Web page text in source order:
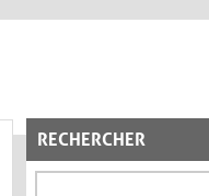
RECHERCHER